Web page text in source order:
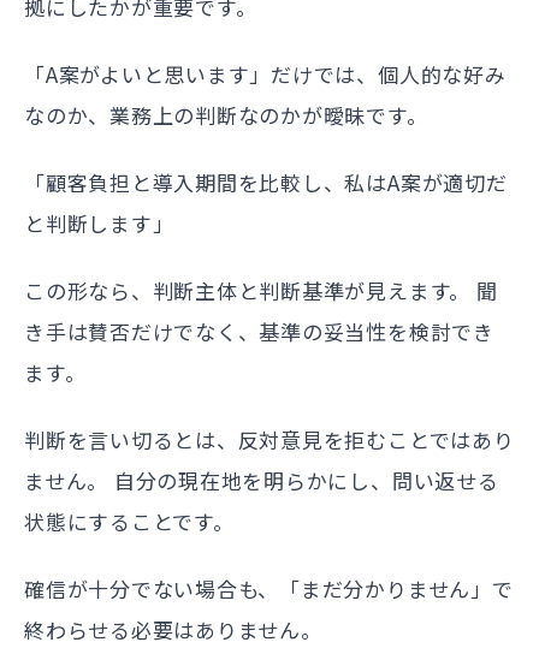
拠にしたかが重要です。
「A案がよいと思います」だけでは、個人的な好み
なのか、業務上の判断なのかが曖昧です。
「顧客負担と導入期間を比較し、私はA案が適切だ
と判断します」
この形なら、判断主体と判断基準が見えます。 聞
き手は賛否だけでなく、基準の妥当性を検討でき
ます。
判断を言い切るとは、反対意見を拒むことではあり
ません。 自分の現在地を明らかにし、問い返せる
状態にすることです。
確信が十分でない場合も、「まだ分かりません」で
終わらせる必要はありません。